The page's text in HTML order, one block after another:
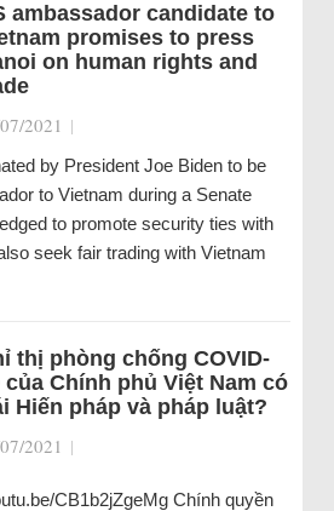
ambassador candidate to
promises to press
on human rights and
2021 |
by President Joe Biden to be
to Vietnam during a Senate
to promote security ties with
seek fair trading with Vietnam
thị phòng chống COVID-
của Chính phủ Việt Nam có
Hiến pháp và pháp luật?
2021 |
CB1b2jZgeMg Chính quyền